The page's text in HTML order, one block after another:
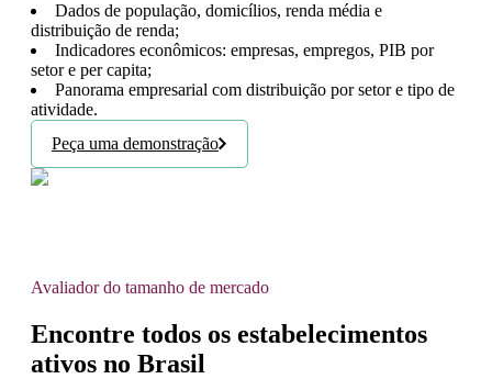
Dados de população, domicílios, renda média e
distribuição de renda;
Indicadores econômicos: empresas, empregos, PIB por
setor e per capita;
Panorama empresarial com distribuição por setor e tipo de
atividade.
Peça uma demonstração
Avaliador do tamanho de mercado
Encontre todos os estabelecimentos
ativos no Brasil